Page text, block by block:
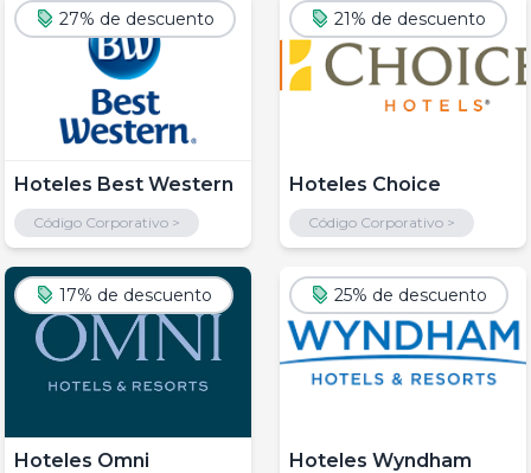
27% de descuento
Hoteles Best Western
Código Corporativo >
21% de descuento
Hoteles Choice
Código Corporativo >
17% de descuento
Hoteles Omni
25% de descuento
Hoteles Wyndham